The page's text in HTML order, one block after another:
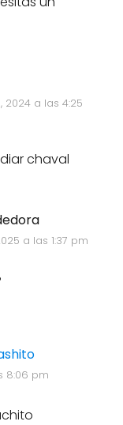
2024 a las 4:25
chaval
a las 1:37 pm
8:06 pm